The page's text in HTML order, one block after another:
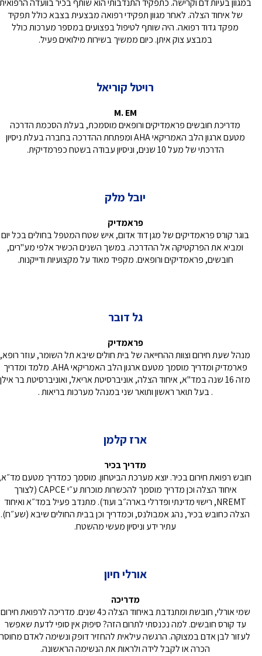
במגוון בעיות דם וקרישה. כתפקיד התנדבותי הוא שותף בכיר בוועדה
של איחוד הצלה. לאחר מגוון תפקידי רפואה מבצעית בצבא כולל תפקיד
מפקד גדוד רפואה. היה שותף לטיפול בפצועים במספר מערכות כולל
במבצע צוק איתן. כיום ממשיך בשירות מילואים פעיל.
רויטל קוריאל
M. EM
מדריכת חובשים פראמדיקים ורופאים מוסמכת, בעלת הסכמת הדרכה
מטעם ארגון הלב האמריקאי AHA ומפתחת ההדרכה בחברה בעלת ניסיון
הדרכתי של מעל 10 שנים, וניסיון עבודה בשטח כפרמדיקית.
יובל מלק
פראמדיק
בוגר קורס פראמדיקים של מגן דוד אדום, איש שטח המטפל בחולים בכל יום
ומביא את הפרקטיקה אל ההדרכה. במשך השנים הכשיר אלפי מע''רים,
חובשים, פראמדיקים ורופאים. מקפיד מאוד על מקצועיות ודייקנות.
גל דובר
פראמדיק
מנהל שעת חירום וצוות ההחייאה של בית חולים שיבא תל השומר, עוזר רופא,
פארמדיק ומדריך מוסמך מטעם ארגון הלב האמריקאי AHA. מלמד ומדריך
מזה 16 שנה במד"א, איחוד הצלה, אוניברסיטת אריאל, ואוניברסיטת בר אילן
. בעל תואר ראשון ותואר שני במנהל מערכות בריאות .
ארז קלמן
מדריך בכיר
חובש רפואת חירום בכיר. יוצא מערכת הביטחון. מוסמך כמדריך מטעם
איחוד הצלה וכן מדריך מוסמך להכשרות מוכרות ע״י CAPCE (לצורך
NREMT, רישוי מדינתי ופדרלי בארה״ב ועוד). מתנדב פעיל במד״א ואיחוד
הצלה כחובש בכיר, נהג אמבולנס, וכמדריך וכן בבית החולים שיבא (שע״ח).
עתיר ידע וניסיון מעשי מהשטח.
אורלי חיון
מדריכה
שמי אורלי, חובשת ומתנדבת באיחוד הצלה כ4 שנים. מדריכה לרפואת חירום
עד קורס חובשים. למה נכנסתי לתרום הזה? סיפוק אין סופי לדעת שאפשר
לעזור לבן אדם במצוקה. הרגשה עילאית להחזיר דופק ונשימה לאדם מחוסר
הכרה או לקבל לידה ולראות את הנשימה הראשונה.